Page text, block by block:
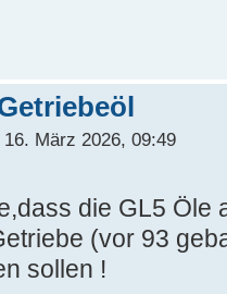
März 2026, 09:49
die GL5 Öle
(vor 93
sollen !